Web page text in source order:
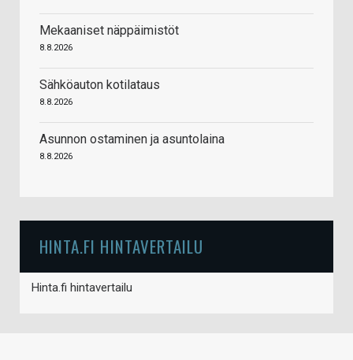
Mekaaniset näppäimistöt
8.8.2026
Sähköauton kotilataus
8.8.2026
Asunnon ostaminen ja asuntolaina
8.8.2026
HINTA.FI HINTAVERTAILU
Hinta.fi hintavertailu